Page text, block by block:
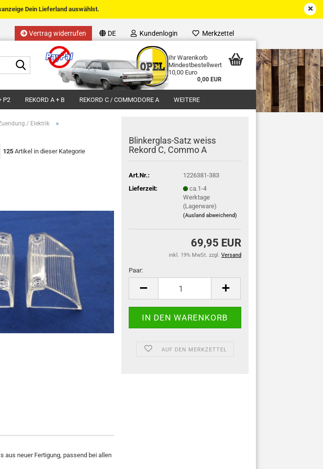
Vertrag widerrufen DE
auswählen
Kundenlogin
Passwort
Merkzettel
Suche...
Ihr Warenkorb
Mindestbestellwert
10,00 Euro
0,00 EUR
Dein Lieferland auswählst.
P2 REKORD A + B REKORD C / COMMODORE A WEITERE
/ Elektrik »
125 Artikel in dieser Kategorie
Blinkerglas-Satz weiss
Rekord C, Commo A
Art.Nr.:
1226381-383
Lieferzeit:
ca.1-4
Werktage
(Lagerware)
(Ausland abweichend)
69,95 EUR
inkl. 19% MwSt. zzgl. Versand
Paar:
Paar
AUF DEN MERKZETTEL
aus neuer Fertigung, passend bei allen